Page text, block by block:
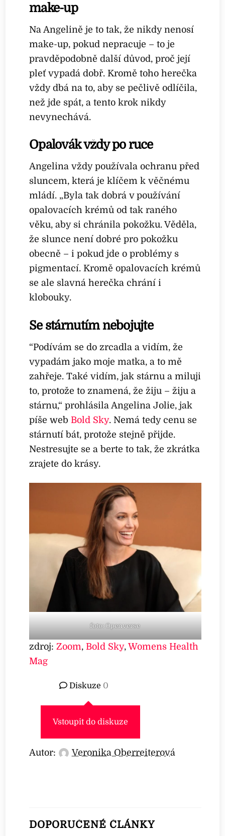
make-up
Na Angelině je to tak, že nikdy nenosí
make-up, pokud nepracuje – to je
pravděpodobně další důvod, proč její
pleť vypadá dobř. Kromě toho herečka
vždy dbá na to, aby se pečlivě odlíčila,
než jde spát, a tento krok nikdy
nevynechává.
Opalovák vždy po ruce
Angelina vždy používala ochranu před
sluncem, která je klíčem k věčnému
mládí. „Byla tak dobrá v používání
opalovacích krémů od tak raného
věku, aby si chránila pokožku. Věděla,
že slunce není dobré pro pokožku
obecně – i pokud jde o problémy s
pigmentací. Kromě opalovacích krémů
se ale slavná herečka chrání i
klobouky.
Se stárnutím nebojujte
“Podívám se do zrcadla a vidím, že
vypadám jako moje matka, a to mě
zahřeje. Také vidím, jak stárnu a miluji
to, protože to znamená, že žiju – žiju a
stárnu,“ prohlásila Angelina Jolie, jak
píše webBold Sky. Nemá tedy cenu se
stárnutí bát, protože stejně přijde.
Nestresujte se a berte to tak, že zkrátka
zrajete do krásy.
foto: Openverse
zdroj:Zoom,Bold Sky,Womens Health
Mag
Diskuze 0
Vstoupit do diskuze
Autor: Veronika Oberreiterová
DOPORUČENÉ ČLÁNKY